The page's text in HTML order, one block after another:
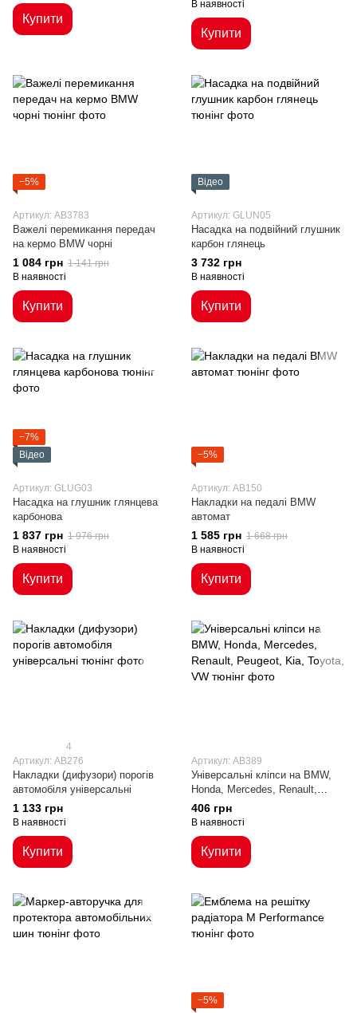
Купити
В наявності
Купити
−5%
Артикул: AB3783
Важелі перемикання передач
на кермо BMW чорні
1 084 грн 1 141 грн
В наявності
Купити
Відео
Артикул: GLUN05
Насадка на подвійний глушник
карбон глянець
3 732 грн
В наявності
Купити
−7%
Відео
Артикул: GLUG03
Насадка на глушник глянцева
карбонова
1 837 грн 1 976 грн
В наявності
Купити
−5%
Артикул: AB150
Накладки на педалі BMW
автомат
1 585 грн 1 668 грн
В наявності
Купити
4
Артикул: AB276
Накладки (дифузори) порогів
автомобіля універсальні
1 133 грн
В наявності
Купити
Артикул: AB389
Універсальні кліпси на BMW,
Honda, Mercedes, Renault,
Peugeot, Kia, Toyota, VW
406 грн
В наявності
Купити
−5%